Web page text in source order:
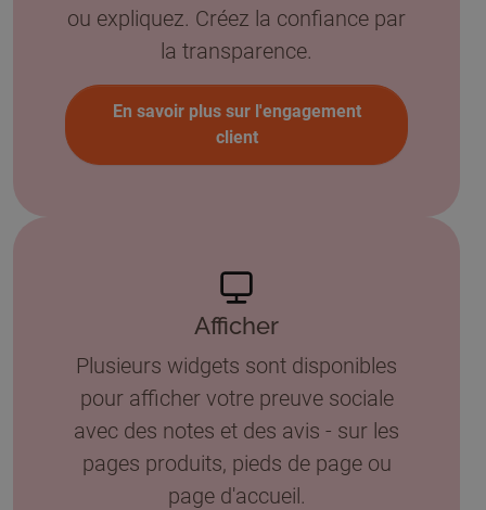
ou expliquez. Créez la confiance par
la transparence.
En savoir plus sur l'engagement
client
Afficher
Plusieurs widgets sont disponibles
pour afficher votre preuve sociale
avec des notes et des avis - sur les
pages produits, pieds de page ou
page d'accueil.